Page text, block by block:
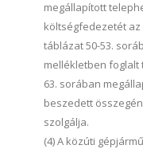
megállapított
költségfedezetét
táblázat 50-53.
mellékletben foglalt
63. sorában
beszedett
szolgálja.
(4) A közúti